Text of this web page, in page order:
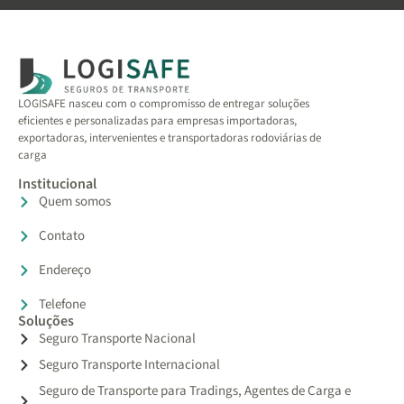
LOGISAFE nasceu com o compromisso de entregar soluções
eficientes e personalizadas para empresas importadoras,
exportadoras, intervenientes e transportadoras rodoviárias de
carga
Institucional
Quem somos
Contato
Endereço
Telefone
Soluções
Seguro Transporte Nacional
Seguro Transporte Internacional
Seguro de Transporte para Tradings, Agentes de Carga e